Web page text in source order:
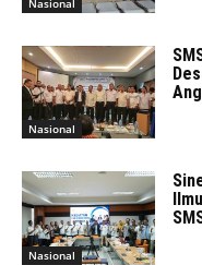
Nasional
Nasional